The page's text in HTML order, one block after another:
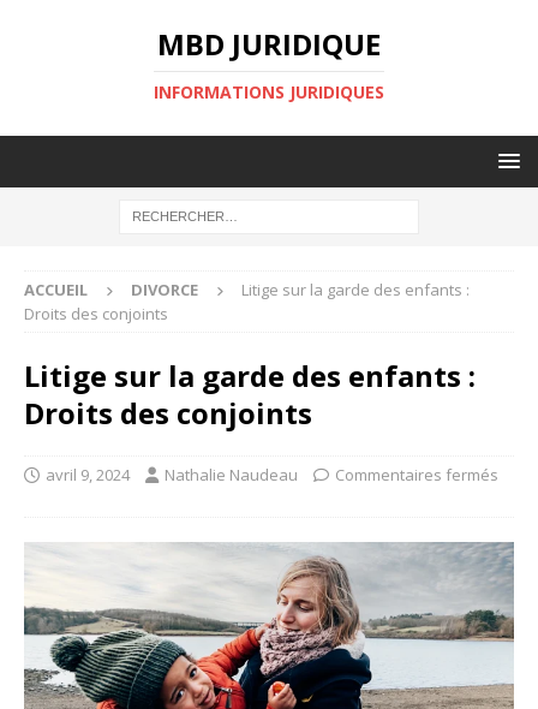
MBD JURIDIQUE
INFORMATIONS JURIDIQUES
ACCUEIL DIVORCE
Litige sur la garde des enfants :
Droits des conjoints
Litige sur la garde des enfants :
Droits des conjoints
avril 9, 2024 Nathalie Naudeau Commentaires fermés